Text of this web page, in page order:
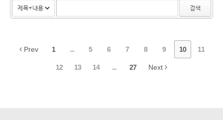
검색
Prev 1 ... 5 6 7 8 9 10 11
12 13 14 ... 27 Next